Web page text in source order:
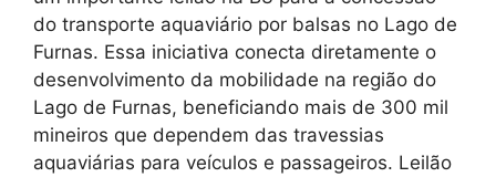
do transporte aquaviário por balsas no Lago de
Furnas. Essa iniciativa conecta diretamente o
desenvolvimento da mobilidade na região do
Lago de Furnas, beneficiando mais de 300 mil
mineiros que dependem das travessias
aquaviárias para veículos e passageiros. Leilão